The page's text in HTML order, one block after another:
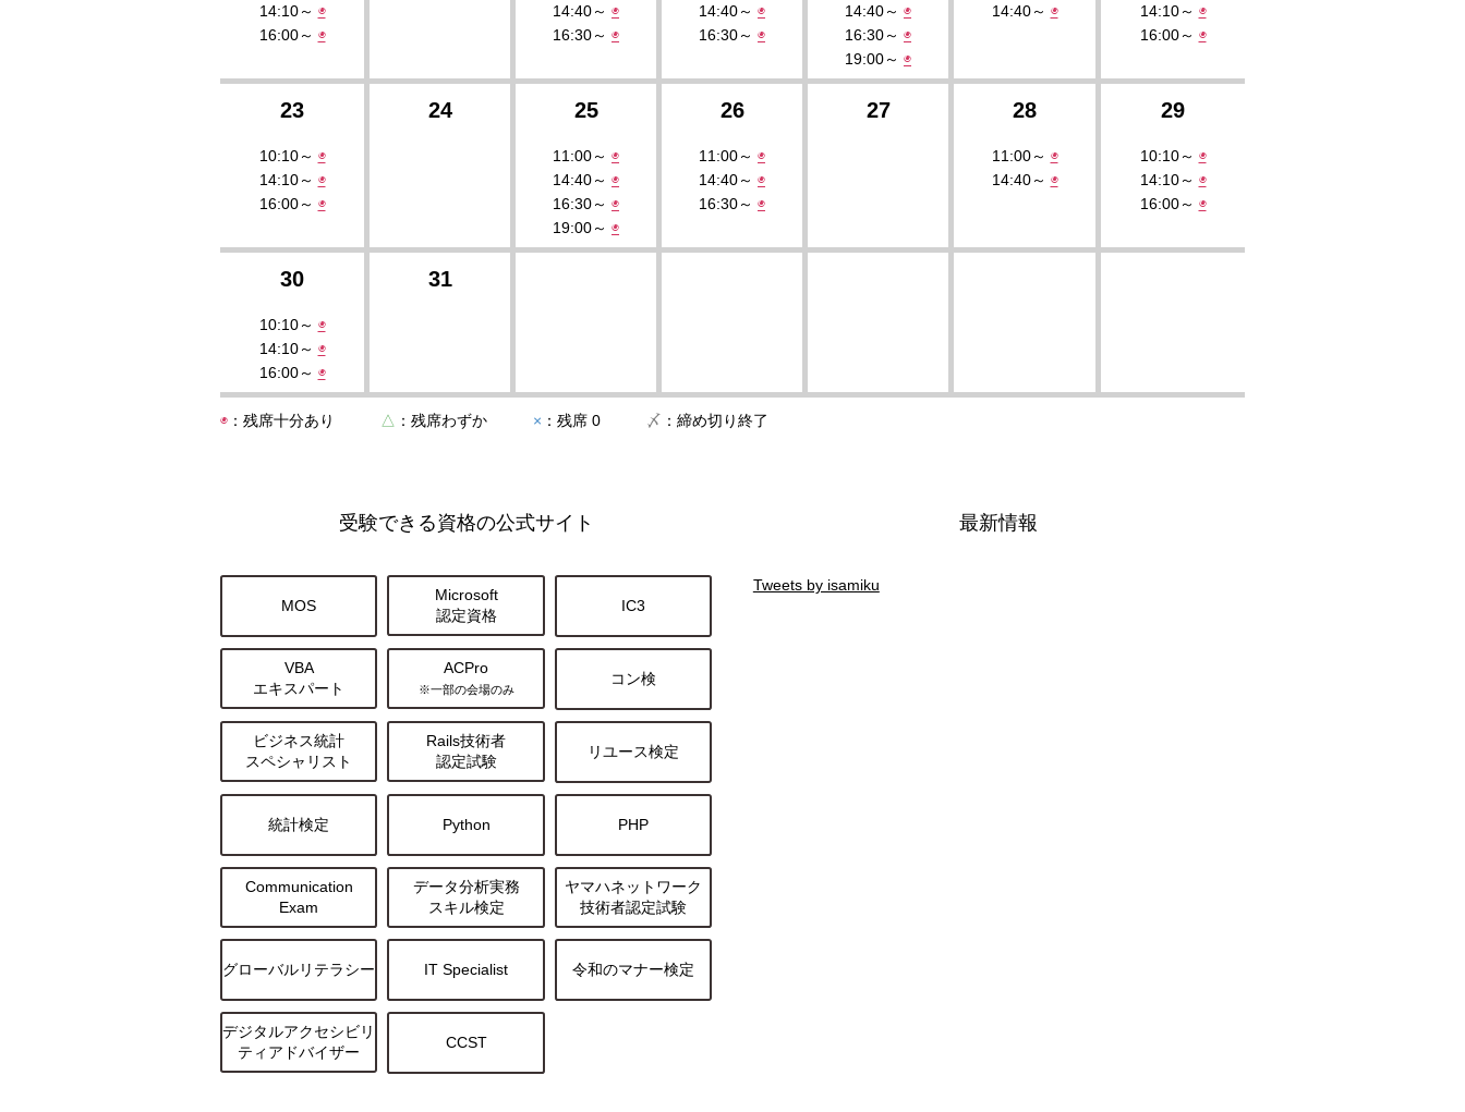
14:10～ ◉
16:00～ ◉
14:40～ ◉
16:30～ ◉
14:40～ ◉
16:30～ ◉
14:40～ ◉
16:30～ ◉
19:00～ ◉
14:40～ ◉
14:10～ ◉
16:00～ ◉
23 24 25 26 27 28 29
10:10～ ◉
14:10～ ◉
16:00～ ◉
11:00～ ◉
14:40～ ◉
16:30～ ◉
19:00～ ◉
11:00～ ◉
14:40～ ◉
16:30～ ◉
11:00～ ◉
14:40～ ◉
10:10～ ◉
14:10～ ◉
16:00～ ◉
30 31
10:10～ ◉
14:10～ ◉
16:00～ ◉
◉ ：残席十分あり △ ：残席わずか × ：残席 0 〆 ：締め切り終了
最新情報
Tweets by isamiku
受験できる資格の公式サイト
MOS
Microsoft
認定資格
IC3
VBA
エキスパート
ACPro
※一部の会場のみ
コン検
ビジネス統計
スペシャリスト
Rails技術者
認定試験
リユース検定
統計検定 Python PHP
Communication
Exam
データ分析実務
スキル検定
ヤマハネットワーク
技術者認定試験
グローバルリテラシー IT Specialist 令和のマナー検定
デジタルアクセシビリ
ティアドバイザー
CCST